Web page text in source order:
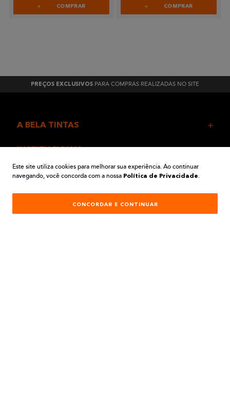
COMPRAR COMPRAR
PREÇOS EXCLUSIVOS PARA COMPRAS REALIZADAS NO SITE
A BELA TINTAS
AJUDA E SUPORTE
ATENDIMENTO
Este site utiliza cookies para melhorar sua experiência. Ao continuar
navegando, você concorda com a nossa Política de Privacidade.
CONCORDAR E CONTINUAR